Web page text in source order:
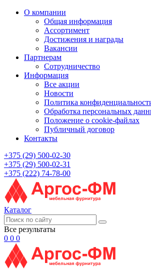
О компании
Общая информация
Ассортимент
Достижения и награды
Вакансии
Партнерам
Сотрудничество
Информация
Все акции
Новости
Политика
Обработка персональных
Положение о cookie-файлах
Публичный договор
Контакты
+375 (29) 500-02-30
+375 (29) 500-02-31
+375 (222) 74-78-00
Каталог
Все результаты
0 0 0